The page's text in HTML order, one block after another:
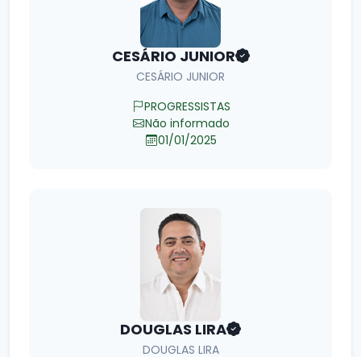
CESÁRIO JUNIOR
CESÁRIO JUNIOR
PROGRESSISTAS
Não informado
01/01/2025
DOUGLAS LIRA
DOUGLAS LIRA